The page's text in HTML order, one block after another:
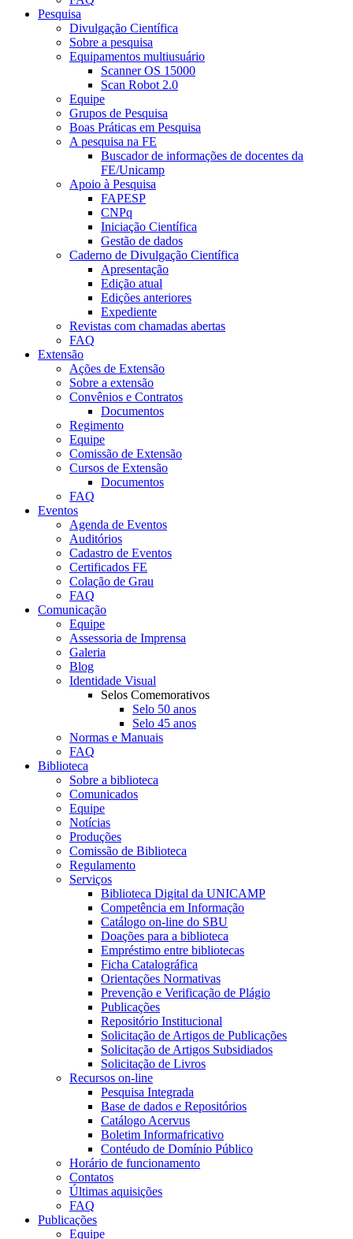
Pesquisa
Divulgação Científica
Sobre a pesquisa
Equipamentos multiusuário
Scanner OS 15000
Scan Robot 2.0
Equipe
Grupos de Pesquisa
Boas Práticas em Pesquisa
A pesquisa na FE
Buscador de informações de docentes da
FE/Unicamp
Apoio à Pesquisa
FAPESP
CNPq
Iniciação Científica
Gestão de dados
Caderno de Divulgação Científica
Apresentação
Edição atual
Edições anteriores
Expediente
Revistas com chamadas abertas
FAQ
Extensão
Ações de Extensão
Sobre a extensão
Convênios e Contratos
Documentos
Regimento
Equipe
Comissão de Extensão
Cursos de Extensão
Documentos
FAQ
Eventos
Agenda de Eventos
Auditórios
Cadastro de Eventos
Certificados FE
Colação de Grau
FAQ
Comunicação
Equipe
Assessoria de Imprensa
Galeria
Blog
Identidade Visual
Selos Comemorativos
Selo 50 anos
Selo 45 anos
Normas e Manuais
FAQ
Biblioteca
Sobre a biblioteca
Comunicados
Equipe
Notícias
Produções
Comissão de Biblioteca
Regulamento
Serviços
Biblioteca Digital da UNICAMP
Competência em Informação
Catálogo on-line do SBU
Doações para a biblioteca
Empréstimo entre bibliotecas
Ficha Catalográfica
Orientações Normativas
Prevenção e Verificação de Plágio
Publicações
Repositório Institucional
Solicitação de Artigos de Publicações
Solicitação de Artigos Subsidiados
Solicitação de Livros
Recursos on-line
Pesquisa Integrada
Base de dados e Repositórios
Catálogo Acervus
Boletim Informafricativo
Contéudo de Domínio Público
Horário de funcionamento
Contatos
Últimas aquisições
FAQ
Publicações
Equipe